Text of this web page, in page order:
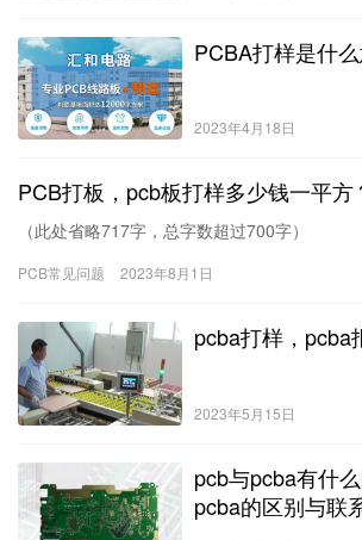
PCBA打样是什
2023年4月18日
PCB打板，pcb板打样多少钱一平方
（此处省略717字，总字数超过700字）
PCB常见问题 2023年8月1日
pcba打样，pcba
2023年5月15日
pcb与pcba有什
pcba的区别与联